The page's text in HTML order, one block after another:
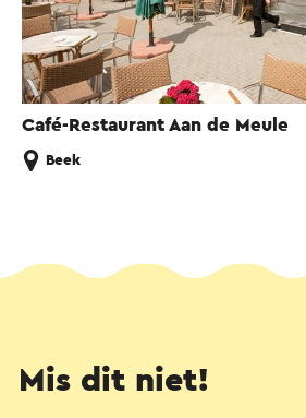
Café-Restaurant Aan de Meule
Beek
Mis dit niet!